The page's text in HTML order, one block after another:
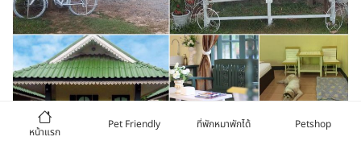
หน้าแรก
Pet Friendly ที่พักหมาพักได้ Petshop